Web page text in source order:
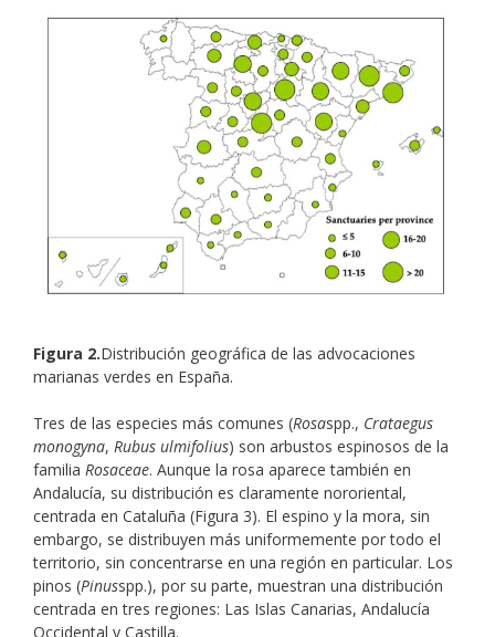
Figura 2.Distribución geográfica de las advocaciones
marianas verdes en España.
Tres de las especies más comunes (Rosaspp., Crataegus
monogyna, Rubus ulmifolius) son arbustos espinosos de la
familia Rosaceae. Aunque la rosa aparece también en
Andalucía, su distribución es claramente nororiental,
centrada en Cataluña (Figura 3). El espino y la mora, sin
embargo, se distribuyen más uniformemente por todo el
territorio, sin concentrarse en una región en particular. Los
pinos (Pinusspp.), por su parte, muestran una distribución
centrada en tres regiones: Las Islas Canarias, Andalucía
Occidental y Castilla.